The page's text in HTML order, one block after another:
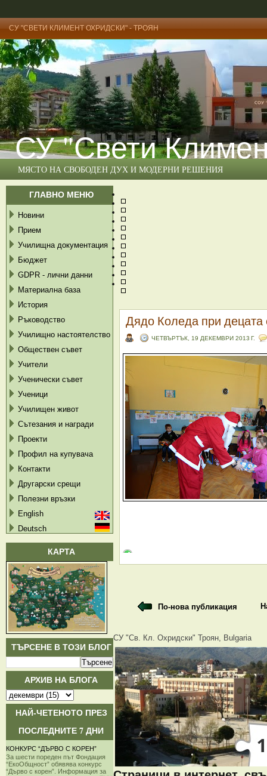
СУ "СВЕТИ КЛИМЕНТ ОХРИДСКИ" - ТРОЯН
СУ "Свети
МЯСТО НА СВОБОДЕН ДУХ И МОДЕРНИ РЕШЕНИЯ
ГЛАВНО МЕНЮ
Новини
Прием
Училищна документация
Бюджет
GDPR - лични данни
Материална база
История
Ръководство
Училищно настоятелство
Обществен съвет
Учители
Ученически съвет
Ученици
Училищен живот
Сътезания и награди
Проекти
Профил на купувача
Контакти
Другарски срещи
Полезни връзки
English
Deutsch
КАРТА
ТЪРСЕНЕ В ТОЗИ БЛОГ
АРХИВ НА БЛОГА
НАЙ-ЧЕТЕНОТО ПРЕЗ
ПОСЛЕДНИТЕ 7 ДНИ
КОНКУРС “ДЪРВО С КОРЕН”
За шести пореден път Фондация
“ЕкоОбщност” обявява конкурс
“Дърво с корен”. Информация за
Дядо Коледа при децата
ЧЕТВЪРТЪК, 19 ДЕКЕМВРИ 2013 Г.
По-нова публикация
СУ "Св. Кл. Охридски" Троян, Bulgaria